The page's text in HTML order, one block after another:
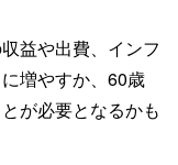
益や出費、インフ
増やすか、60歳
が必要となるかも